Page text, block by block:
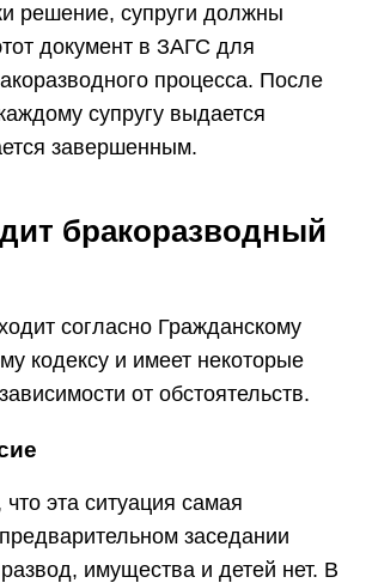
решение, супруги должны
документ в ЗАГС для
процесса. После
супругу выдается
завершенным.
бракоразводный
согласно Гражданскому
кодексу и имеет некоторые
от обстоятельств.
эта ситуация самая
заседании
развод, имущества и детей нет. В